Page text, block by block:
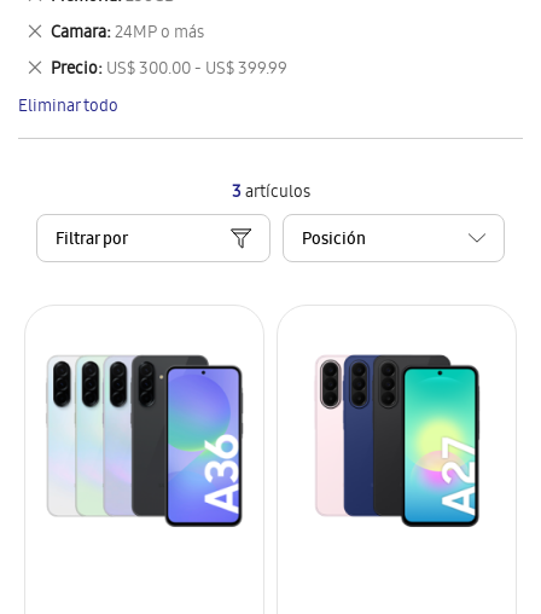
3artículos
Filtrar por
artículo
este
artículo
Camara 24MP o más
Eliminar
este
artículo
Precio US$ 300.00 - US$ 399.99
Eliminar
este
artículo
Eliminar todo